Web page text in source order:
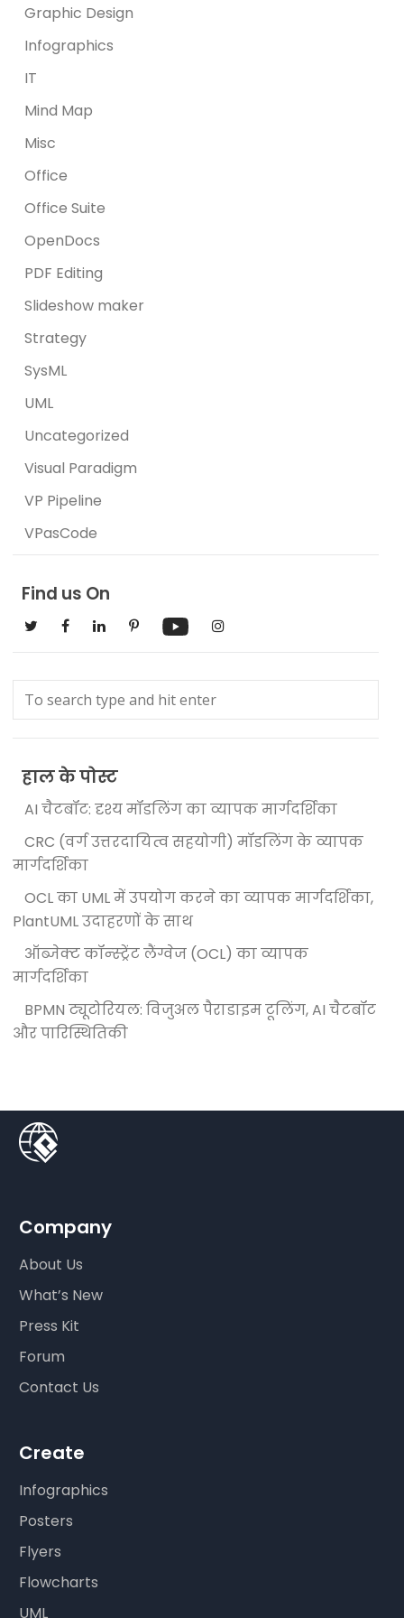
Graphic Design
Infographics
IT
Mind Map
Misc
Office
Office Suite
OpenDocs
PDF Editing
Slideshow maker
Strategy
SysML
UML
Uncategorized
Visual Paradigm
VP Pipeline
VPasCode
Find us On
हाल के पोस्ट
AI चैटबॉट: दृश्य मॉडलिंग का व्यापक मार्गदर्शिका
CRC (वर्ग उत्तरदायित्व सहयोगी) मॉडलिंग के व्यापक
मार्गदर्शिका
OCL का UML में उपयोग करने का व्यापक मार्गदर्शिका,
PlantUML उदाहरणों के साथ
ऑब्जेक्ट कॉन्स्ट्रेंट लैंग्वेज (OCL) का व्यापक
मार्गदर्शिका
BPMN ट्यूटोरियल: विजुअल पैराडाइम टूलिंग, AI चैटबॉट
और पारिस्थितिकी
Company
About Us
What’s New
Press Kit
Forum
Contact Us
Create
Infographics
Posters
Flyers
Flowcharts
UML